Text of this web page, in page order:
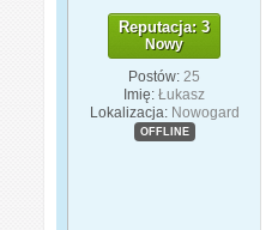
Reputacja: 3
Nowy
Postów: 25
Imię: Łukasz
Lokalizacja: Nowogard
OFFLINE